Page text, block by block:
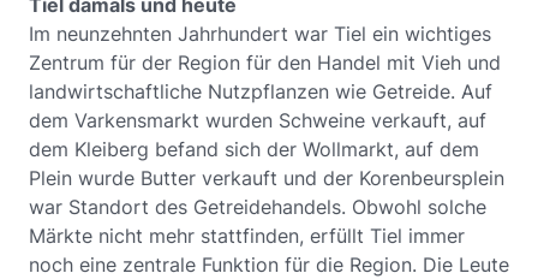
Tiel damals und heute
Im neunzehnten Jahrhundert war Tiel ein wichtiges
Zentrum für der Region für den Handel mit Vieh und
landwirtschaftliche Nutzpflanzen wie Getreide. Auf
dem Varkensmarkt wurden Schweine verkauft, auf
dem Kleiberg befand sich der Wollmarkt, auf dem
Plein wurde Butter verkauft und der Korenbeursplein
war Standort des Getreidehandels. Obwohl solche
Märkte nicht mehr stattfinden, erfüllt Tiel immer
noch eine zentrale Funktion für die Region. Die Leute